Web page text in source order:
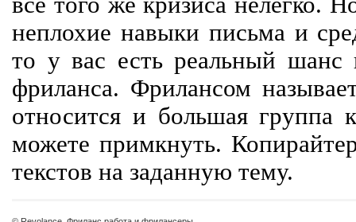
неплохие навыки письма и
то у вас есть реальный шанс
фриланса. Фрилансом
относится и большая группа
можете примкнуть.
текстов на заданную тему.